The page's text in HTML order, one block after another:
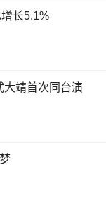
长5.1%
大靖首次同台演